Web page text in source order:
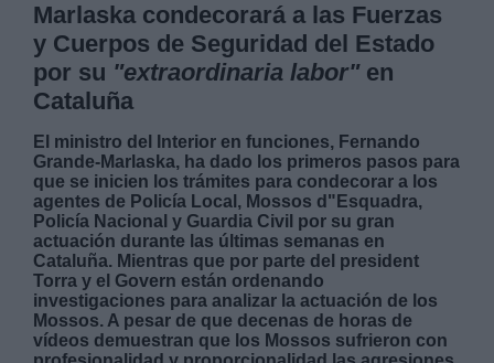
Marlaska condecorará a las Fuerzas
y Cuerpos de Seguridad del Estado
por su "extraordinaria labor"en
Cataluña
El ministro del Interior en funciones, Fernando
Grande-Marlaska, ha dado los primeros pasos para
que se inicien los trámites para condecorar a los
agentes de Policía Local, Mossos d"Esquadra,
Policía Nacional y Guardia Civil por su gran
actuación durante las últimas semanas en
Cataluña. Mientras que por parte del president
Torra y el Govern están ordenando
investigaciones para analizar la actuación de los
Mossos. A pesar de que decenas de horas de
vídeos demuestran que los Mossos sufrieron con
Legitimación:
Destinatarios:
Derechos:
link